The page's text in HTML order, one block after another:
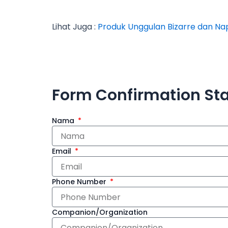
Lihat Juga : Produk Unggulan Bizarre dan
Form Confirmation
Nama
Email
Phone Number
Companion/Organization